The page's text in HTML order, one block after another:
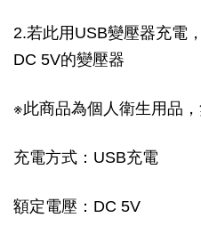
2.若此用USB變壓器充電
DC 5V的變壓器
※此商品為個人衛生用品
充電方式：USB充電
額定電壓：DC 5V